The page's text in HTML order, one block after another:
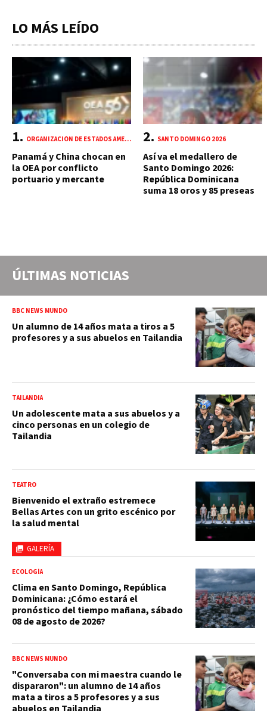
LO MÁS LEÍDO
ORGANIZACIÓN DE ESTADOS AMERICANOS (OEA)
Panamá y China chocan en
la OEA por conflicto
portuario y mercante
SANTO DOMINGO 2026
Así va el medallero de
Santo Domingo 2026:
República Dominicana
suma 18 oros y 85 preseas
ÚLTIMAS NOTICIAS
BBC NEWS MUNDO
Un alumno de 14 años mata a tiros a 5
profesores y a sus abuelos en Tailandia
TAILANDIA
Un adolescente mata a sus abuelos y a
cinco personas en un colegio de
Tailandia
GALERÍA
TEATRO
Bienvenido el extraño estremece
Bellas Artes con un grito escénico por
la salud mental
ECOLOGÍA
Clima en Santo Domingo, República
Dominicana: ¿Cómo estará el
pronóstico del tiempo mañana, sábado
08 de agosto de 2026?
BBC NEWS MUNDO
"Conversaba con mi maestra cuando le
dispararon": un alumno de 14 años
mata a tiros a 5 profesores y a sus
abuelos en Tailandia